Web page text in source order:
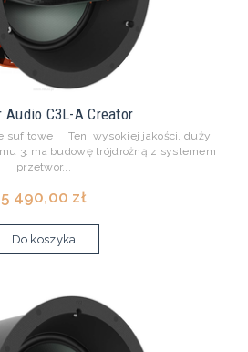
Audio C3L-A Creator
sufitowe Ten, wysokiej jakości, duży
3. ma budowę trójdrożną z systemem
przetwor...
5 490,00 zł
Do koszyka